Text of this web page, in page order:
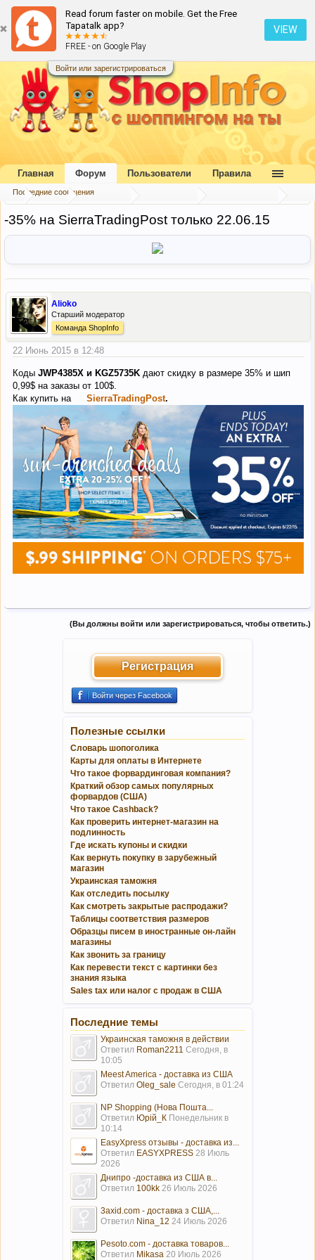
Read forum faster on mobile. Get the Free
Tapatalk app?
FREE - on Google Play
VIEW
Войти или зарегистрироваться
... Форум Наш форум
-35% на SierraTradingPost только 22.06.15
Alioko
Старший модератор
Команда ShopInfo
22 Июнь 2015 в 12:48
Коды JWP4385X и KGZ5735K дают скидку в размере 35% и шип
0,99$ на заказы от 100$.
Как купить на
SierraTradingPost.
(Вы должны войти или зарегистрироваться, чтобы ответить.)
Регистрация
Войти через Facebook
Полезные ссылки
Словарь шопоголика
Карты для оплаты в Интернете
Что такое форвардинговая компания?
Краткий обзор самых популярных
форвардов (США)
Что такое Cashback?
Как проверить интернет-магазин на
подлинность
Где искать купоны и скидки
Как вернуть покупку в зарубежный
магазин
Украинская таможня
Как отследить посылку
Как смотреть закрытые распродажи?
Таблицы соответствия размеров
Образцы писем в иностранные он-лайн
магазины
Как звонить за границу
Как перевести текст с картинки без
знания языка
Sales tax или налог с продаж в США
Последние темы
Украинская таможня в действии
Ответил Roman2211 Сегодня, в
10:05
Meest America - доставка из США
Ответил Oleg_sale Сегодня, в 01:24
NP Shopping (Нова Пошта...
Ответил Юрій_К Понедельник в
10:14
EasyXpress отзывы - доставка из...
Ответил EASYXPRESS 28 Июль
2026
Днипро -доставка из США в...
Ответил 100kk 26 Июль 2026
3axid.com - доставка з США,...
Ответил Nina_12 24 Июль 2026
Pesoto.com - доставка товаров...
Ответил Mikasa 20 Июль 2026
Главная Форум
Последние сообщения
Пользователи Правила